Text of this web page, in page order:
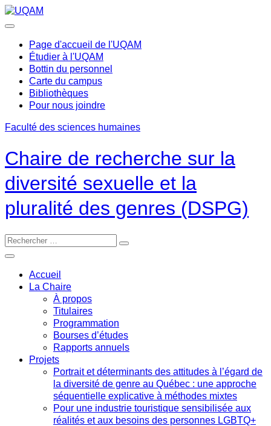
Passer
au
Page d'accueil de l'UQAM
Étudier à l'UQAM
Bottin du personnel
Carte du campus
Bibliothèques
Pour nous joindre
Faculté des sciences humaines
Chaire de recherche sur la
diversité sexuelle et la
pluralité des genres (DSPG)
Accueil
La Chaire
À propos
Titulaires
Programmation
Bourses d’études
Rapports annuels
Projets
Portrait et déterminants des attitudes à l’égard de
la diversité de genre au Québec : une approche
séquentielle explicative à méthodes mixtes
Pour une industrie touristique sensibilisée aux
réalités et aux besoins des personnes LGBTQ+